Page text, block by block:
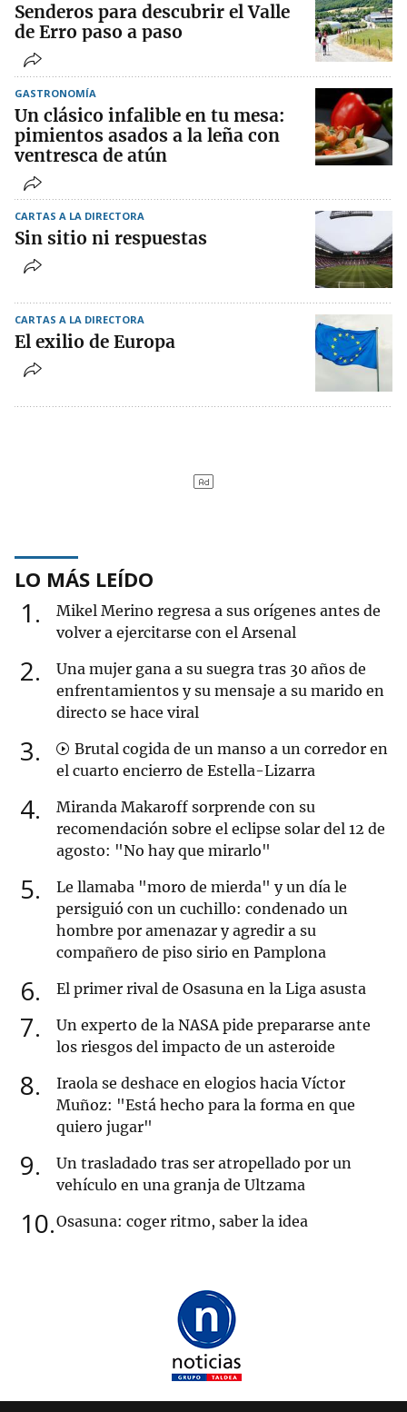
Senderos para descubrir el Valle
de Erro paso a paso
GASTRONOMÍA
Un clásico infalible en tu mesa:
pimientos asados a la leña con
ventresca de atún
CARTAS A LA DIRECTORA
Sin sitio ni respuestas
CARTAS A LA DIRECTORA
El exilio de Europa
LO MÁS LEÍDO
1
Mikel Merino regresa a sus orígenes antes de
volver a ejercitarse con el Arsenal
2
Una mujer gana a su suegra tras 30 años de
enfrentamientos y su mensaje a su marido en
directo se hace viral
3
Brutal cogida de un manso a un corredor en
el cuarto encierro de Estella-Lizarra
4
Miranda Makaroff sorprende con su
recomendación sobre el eclipse solar del 12 de
agosto: "No hay que mirarlo"
5
Le llamaba "moro de mierda" y un día le
persiguió con un cuchillo: condenado un
hombre por amenazar y agredir a su
compañero de piso sirio en Pamplona
6 El primer rival de Osasuna en la Liga asusta
7
Un experto de la NASA pide prepararse ante
los riesgos del impacto de un asteroide
8
Iraola se deshace en elogios hacia Víctor
Muñoz: "Está hecho para la forma en que
quiero jugar"
9
Un trasladado tras ser atropellado por un
vehículo en una granja de Ultzama
10 Osasuna: coger ritmo, saber la idea